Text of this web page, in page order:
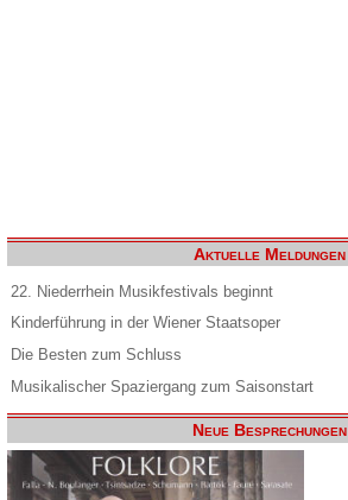
Aktuelle Meldungen
22. Niederrhein Musikfestivals beginnt
Kinderführung in der Wiener Staatsoper
Die Besten zum Schluss
Musikalischer Spaziergang zum Saisonstart
Neue Besprechungen